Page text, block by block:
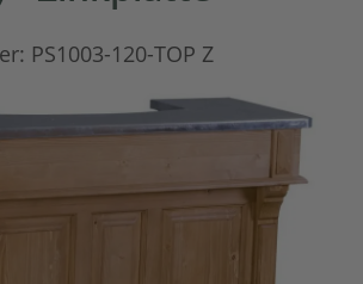
PS1003-120-TOP Z